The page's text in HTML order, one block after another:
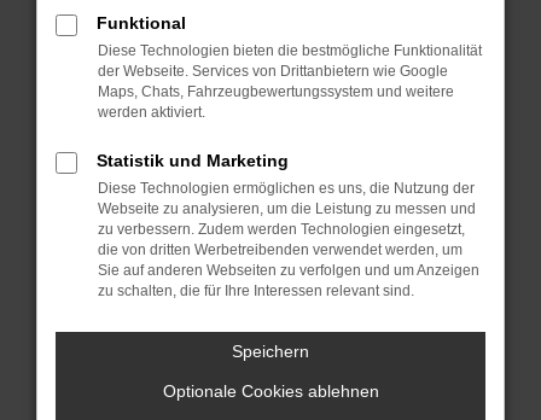
Manche Erweiterungen, wie Werbeblocker,
können das Laden bestimmter Seiten
verhindern. Funktioniert die Seite in einem
anderen Browser oder in einem privaten
Fenster?
Starte dein Gerät neu.
Das kann manchmal helfen, vorübergehende
Probleme zu beheben.
Stelle sicher, dass dein Browser und dein
Betriebssystem auf dem neuesten Stand
sind.
Sicherheitsrisiko, sondern kann auch dazu
unterstützt werden.
Funktional
Diese Technologien bieten die bestmögliche Funktionalität
der Webseite. Services von Drittanbietern wie Google
Maps, Chats, Fahrzeugbewertungssystem und weitere
werden aktiviert.
Statistik und Marketing
Diese Technologien ermöglichen es uns, die Nutzung der
Webseite zu analysieren, um die Leistung zu messen und
zu verbessern. Zudem werden Technologien eingesetzt,
die von dritten Werbetreibenden verwendet werden, um
Sie auf anderen Webseiten zu verfolgen und um Anzeigen
zu schalten, die für Ihre Interessen relevant sind.
Speichern
Optionale Cookies ablehnen